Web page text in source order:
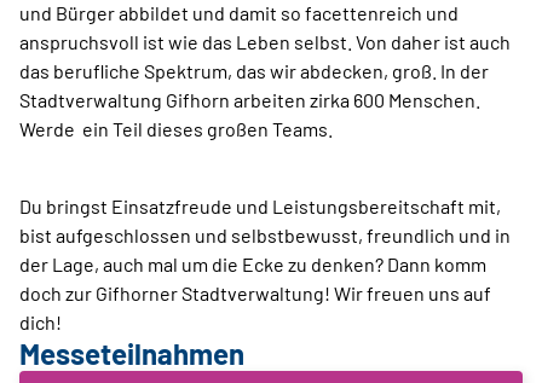
und Bürger abbildet und damit so facettenreich und
anspruchsvoll ist wie das Leben selbst. Von daher ist auch
das berufliche Spektrum, das wir abdecken, groß. In der
Stadtverwaltung Gifhorn arbeiten zirka 600 Menschen.
Werde ein Teil dieses großen Teams.
Du bringst Einsatzfreude und Leistungsbereitschaft mit,
bist aufgeschlossen und selbstbewusst, freundlich und in
der Lage, auch mal um die Ecke zu denken? Dann komm
doch zur Gifhorner Stadtverwaltung! Wir freuen uns auf
dich!
Messeteilnahmen